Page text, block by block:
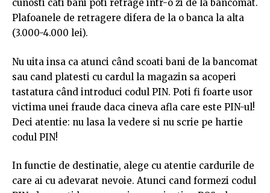
cunosti cati bani poti retrage intr-o zi de la bancomat.
Plafoanele de retragere difera de la o banca la alta
(3.000-4.000 lei).
Nu uita insa ca atunci când scoati bani de la bancomat
sau cand platesti cu cardul la magazin sa acoperi
tastatura când introduci codul PIN. Poti fi foarte usor
victima unei fraude daca cineva afla care este PIN-ul!
Deci atentie: nu lasa la vedere si nu scrie pe hartie
codul PIN!
In functie de destinatie, alege cu atentie cardurile de
care ai cu adevarat nevoie. Atunci cand formezi codul